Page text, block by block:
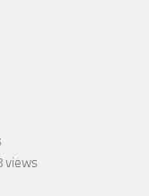
views